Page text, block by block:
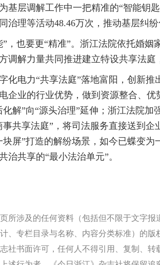
基层调解工作中一把精准的“智能钥
治理等活动48.46万次，推动基层纠
”，也要更“精准”。浙江法院依托婚
调解力量共同推进建立特设共享法庭
化电力“共享法庭”落地富阳，创新
企业的行业优势，做到资源整合、
化解”向“源头治理”延伸；浙江法院
事共享法庭”，将司法服务直接送到
块屏”打造的解纷场景，如今已蝶变
治共享的“最小法治单元”。
所涉及的任何资料（包括但不限于文字
、专栏目录与名称、内容分类标准）的
社书面许可，任何人不得引用、复制、